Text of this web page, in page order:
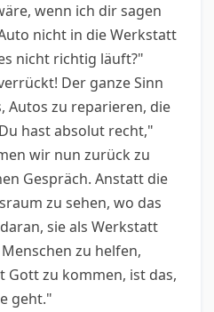
wenn ich dir sagen
nicht in die Werkstatt
nicht richtig läuft?"
Der ganze Sinn
Autos zu reparieren, die
hast absolut recht,"
wir nun zurück zu
Gespräch. Anstatt die
zu sehen, wo das
sie als Werkstatt
zu helfen,
zu kommen, ist das,
geht."